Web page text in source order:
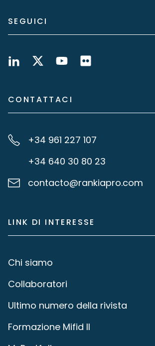
SEGUICI
CONTATTACI
+34 961 227 107
+34 640 30 80 23
contacto@rankiapro.com
LINK DI INTERESSE
Chi siamo
Collaboratori
Ultimo numero della rivista
Formazione Mifid II